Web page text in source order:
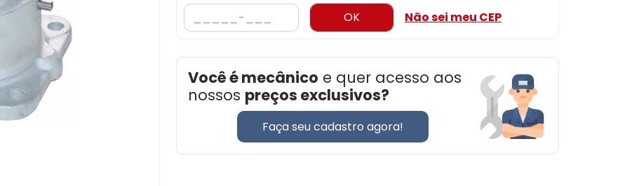
OK Não sei meu CEP
Você é mecânico e quer acesso aos
nossos preços exclusivos?
Faça seu cadastro agora!